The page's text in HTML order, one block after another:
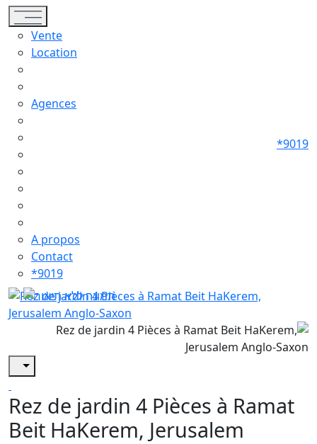
Toggle navigation
Vente
Location
Agences
A propos
Contact
*9019
*9019
Rez de jardin 4 Pièces à Ramat
Beit HaKerem, Jerusalem